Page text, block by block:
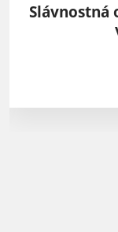
Slávnostná